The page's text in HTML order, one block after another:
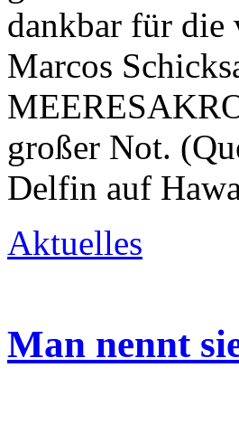
dankbar für die
Marcos
großer Not.
Delfin auf
Aktuelles
Man nennt